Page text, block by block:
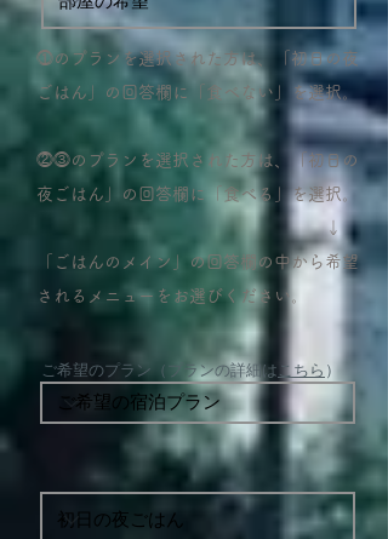
⓵のプランを選択された方は、「初日の夜
ごはん」の回答欄に「食べない」を選択。
⓶⓷のプランを選択された方は、「初日の
夜ごはん」の回答欄に「食べる」を選択。
​ ↓
「ごはんのメイン」の回答欄の中から希望
されるメニューをお選びください。
ご希望のプラン（プランの詳細はこちら ）